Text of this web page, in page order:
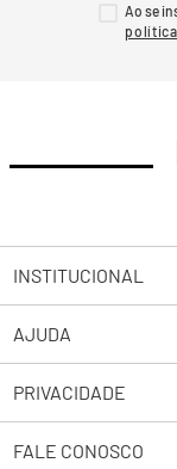
Ao se
INSTITUCIONAL
Sobre a Lupo
Trabalhe Conosco
Lojas
AJUDA
Abrir uma
2ª Via de Boleto
PRIVACIDADE
Política de
FALE CONOSCO